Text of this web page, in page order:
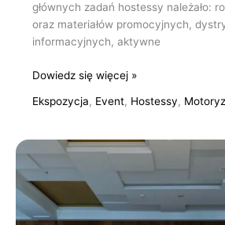
głównych zadań hostessy należało:
oraz materiałów promocyjnych,
informacyjnych, aktywne
Dowiedz się więcej »
Ekspozycja, Event, Hostessy,
Hostessy
na
konferencje
i
gale